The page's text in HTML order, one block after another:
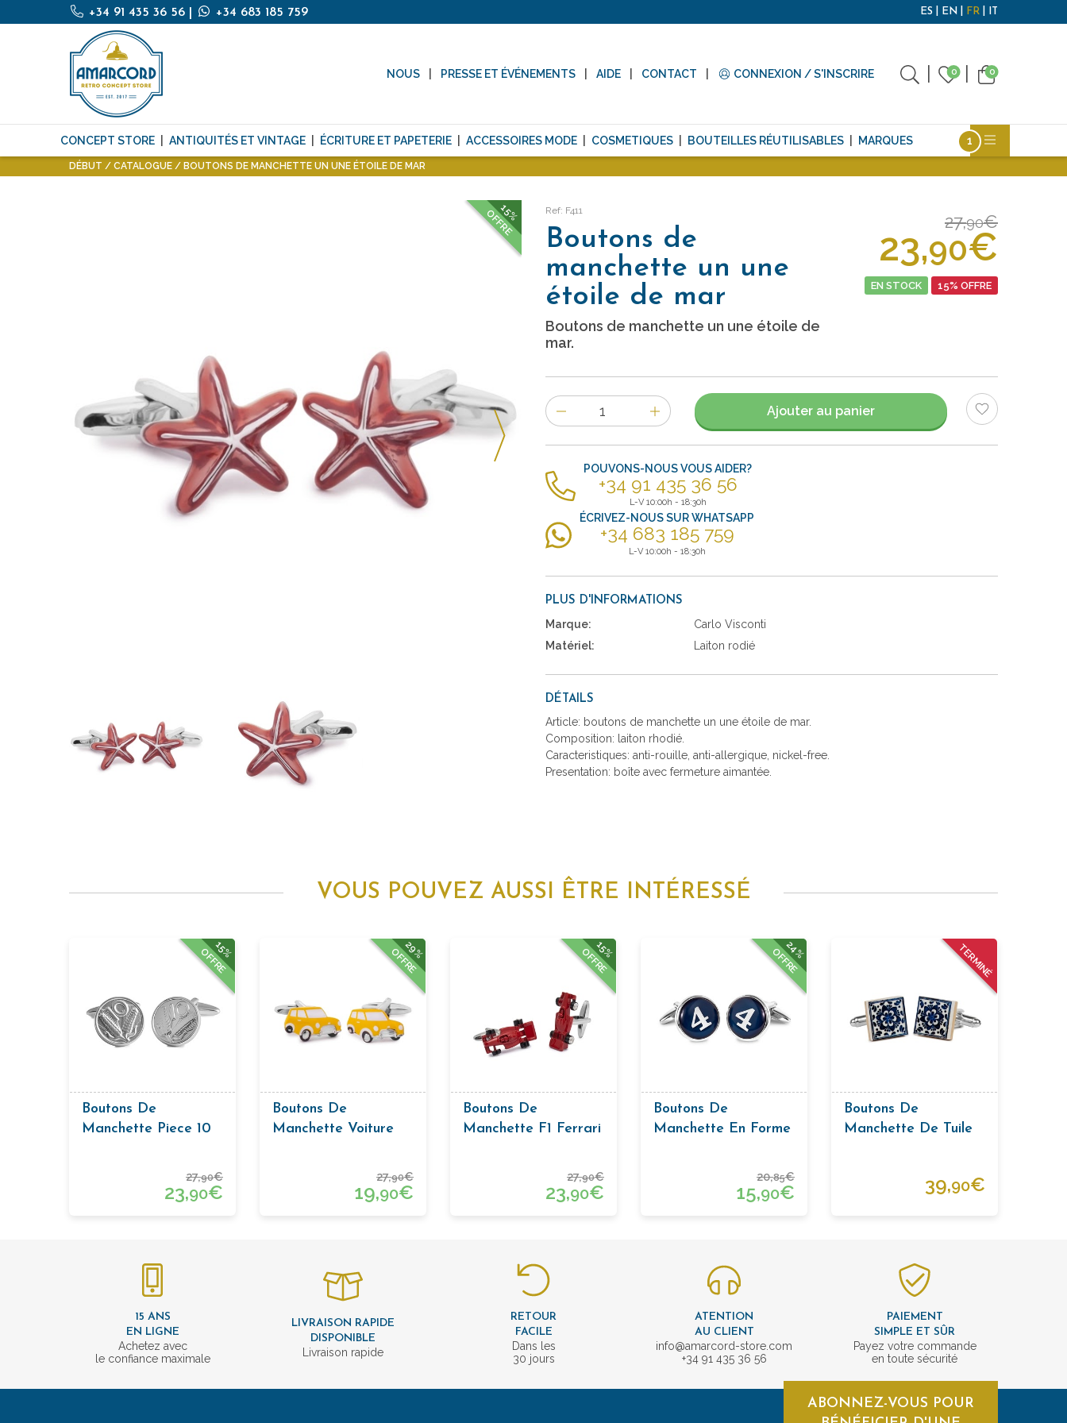
+34 91 435 36 56 +34 683 185 759 ES EN FR IT
NOUS PRESSE ET ÉVÉNEMENTS AIDE CONTACT CONNEXION / S'INSCRIRE 0 0
CONCEPT STORE ANTIQUITÉS ET VINTAGE ÉCRITURE ET PAPETERIE ACCESSOIRES MODE COSMETIQUES BOUTEILLES RÉUTILISABLES MARQUES
DÉBUT CATALOGUE BOUTONS DE MANCHETTE UN UNE ÉTOILE DE MAR
15%
OFFRE Ref: F411
Boutons de
manchette un une
étoile de mar
Boutons de manchette un une étoile de
mar.
27,90€
23,90€
EN STOCK 15% OFFRE
Nombre
d'items
Ajouter au panier
POUVONS-NOUS VOUS AIDER?
+34 91 435 36 56
L-V 10:00h - 18:30h
ÉCRIVEZ-NOUS SUR WHATSAPP
+34 683 185 759
L-V 10:00h - 18:30h
PLUS D'INFORMATIONS
Marque:
Carlo Visconti
Matériel:
Laiton rodié
DÉTAILS
Article: boutons de manchette un une étoile de mar.
Composition: laiton rhodié.
Caracteristiques: anti-rouille, anti-allergique, nickel-free.
Presentation: boîte avec fermeture aimantée.
VOUS POUVEZ AUSSI ÊTRE INTÉRESSÉ
15%
OFFRE
Boutons De
Manchette Piece 10
27,90€
23,90€
29%
OFFRE
Boutons De
Manchette Voiture
27,90€
19,90€
15%
OFFRE
Boutons De
Manchette F1 Ferrari
27,90€
23,90€
24%
OFFRE
Boutons De
Manchette En Forme
20,85€
15,90€
TERMINÉ
Boutons De
Manchette De Tuile
39,90€
15 ANS
EN LIGNE
Achetez avec
le confiance maximale
LIVRAISON RAPIDE
DISPONIBLE
Livraison rapide
RETOUR
FACILE
Dans les
30 jours
ATENTION
AU CLIENT
info@amarcord-store.com
+34 91 435 36 56
PAIEMENT
SIMPLE ET SÛR
Payez votre commande
en toute sécurité
ABONNEZ-VOUS POUR